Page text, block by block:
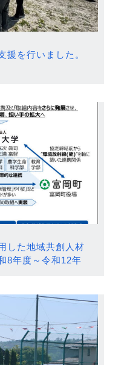
援を行いました。
した地域共創人材
8年度～令和12年